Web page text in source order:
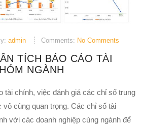
admin Comments: No Comments
TÍCH BÁO CÁO TÀI
NGÀNH
tài chính, việc đánh giá các chỉ số trung
vô cùng quan trọng. Các chỉ số tài
với các doanh nghiệp cùng ngành để